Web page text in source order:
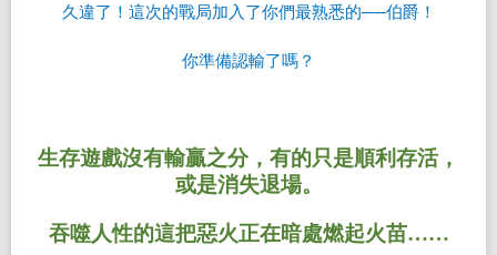
久違了！這次的戰局加入了你們最熟悉的──伯爵！
你準備認輸了嗎？
生存遊戲沒有輸贏之分，有的只是順利存活，
或是消失退場。
吞噬人性的這把惡火正在暗處燃起火苗……